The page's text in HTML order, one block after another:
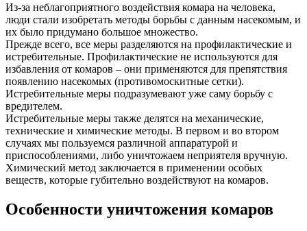
Из-за неблагоприятного воздействия комара на человека,
люди стали изобретать методы борьбы с данным насекомым, и
их было придумано большое множество.
Прежде всего, все меры разделяются на профилактические и
истребительные. Профилактические не используются для
избавления от комаров – они применяются для препятствия
появлению насекомых (противомоскитные сетки).
Истребительные меры подразумевают уже саму борьбу с
вредителем.
Истребительные меры также делятся на механические,
технические и химические методы. В первом и во втором
случаях мы пользуемся различной аппаратурой и
приспособлениями, либо уничтожаем неприятеля вручную.
Химический метод заключается в применении особых
веществ, которые губительно воздействуют на комаров.
Особенности уничтожения комаров